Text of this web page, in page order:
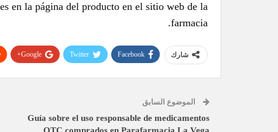
en la página del producto en el sitio web de la
farmacia.
شارك Facebook
Twitter
Google+
الموضوع السابق
Guía sobre el uso responsable de medicamentos